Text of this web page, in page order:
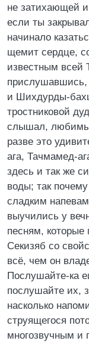
не затихающей
если ты
начинало
щемит сердце,
известным всей
прислушавшись,
и Шихдурды-
тростниковой
слышал,
разве это
ага, Тачмамед-
здесь и так же
воды; так
сладким
выучились у
песням, которые
Секизяб со
всё, чем он
Послушайте-ка
послушайте их,
насколько
струящегося
многозвучным и